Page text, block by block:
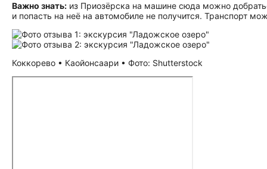
Важно знать: из Приозёрска на машине сюда можно
и попасть на неё на автомобиле не получится. Транспорт
Коккорево • Каойонсаари • Фото: Shutterstock